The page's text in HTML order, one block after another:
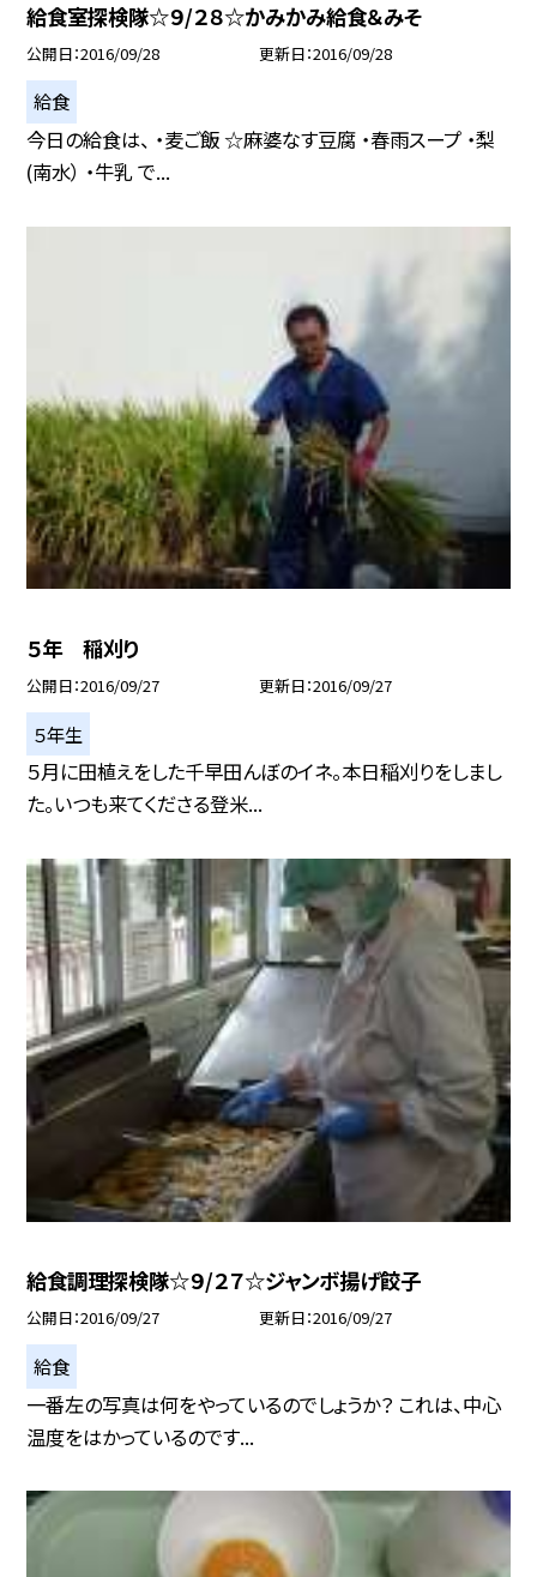
給食室探検隊☆９/２８☆かみかみ給食＆みそ
公開日 2016/09/28 更新日 2016/09/28
給食
今日の給食は、 ・麦ご飯 ☆麻婆なす豆腐 ・春雨スープ ・梨
(南水） ・牛乳 で...
５年 稲刈り
公開日 2016/09/27 更新日 2016/09/27
５年生
５月に田植えをした千早田んぼのイネ。本日稲刈りをしまし
た。いつも来てくださる登米...
給食調理探検隊☆９/２７☆ジャンボ揚げ餃子
公開日 2016/09/27 更新日 2016/09/27
給食
一番左の写真は何をやっているのでしょうか？ これは、中心
温度をはかっているのです...